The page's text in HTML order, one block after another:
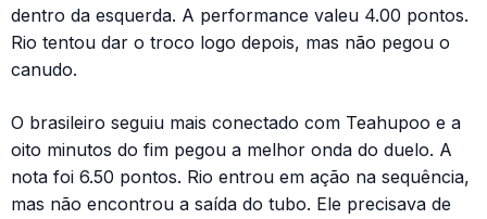
dentro da esquerda. A performance valeu 4.00 pontos.
Rio tentou dar o troco logo depois, mas não pegou o
canudo.
O brasileiro seguiu mais conectado com Teahupoo e a
oito minutos do fim pegou a melhor onda do duelo. A
nota foi 6.50 pontos. Rio entrou em ação na sequência,
mas não encontrou a saída do tubo. Ele precisava de